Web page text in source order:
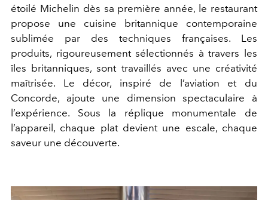
étoilé Michelin dès sa première année, le restaurant
propose une cuisine britannique contemporaine
sublimée par des techniques françaises. Les
produits, rigoureusement sélectionnés à travers les
îles britanniques, sont travaillés avec une créativité
maîtrisée. Le décor, inspiré de l’aviation et du
Concorde, ajoute une dimension spectaculaire à
l’expérience. Sous la réplique monumentale de
l’appareil, chaque plat devient une escale, chaque
saveur une découverte.